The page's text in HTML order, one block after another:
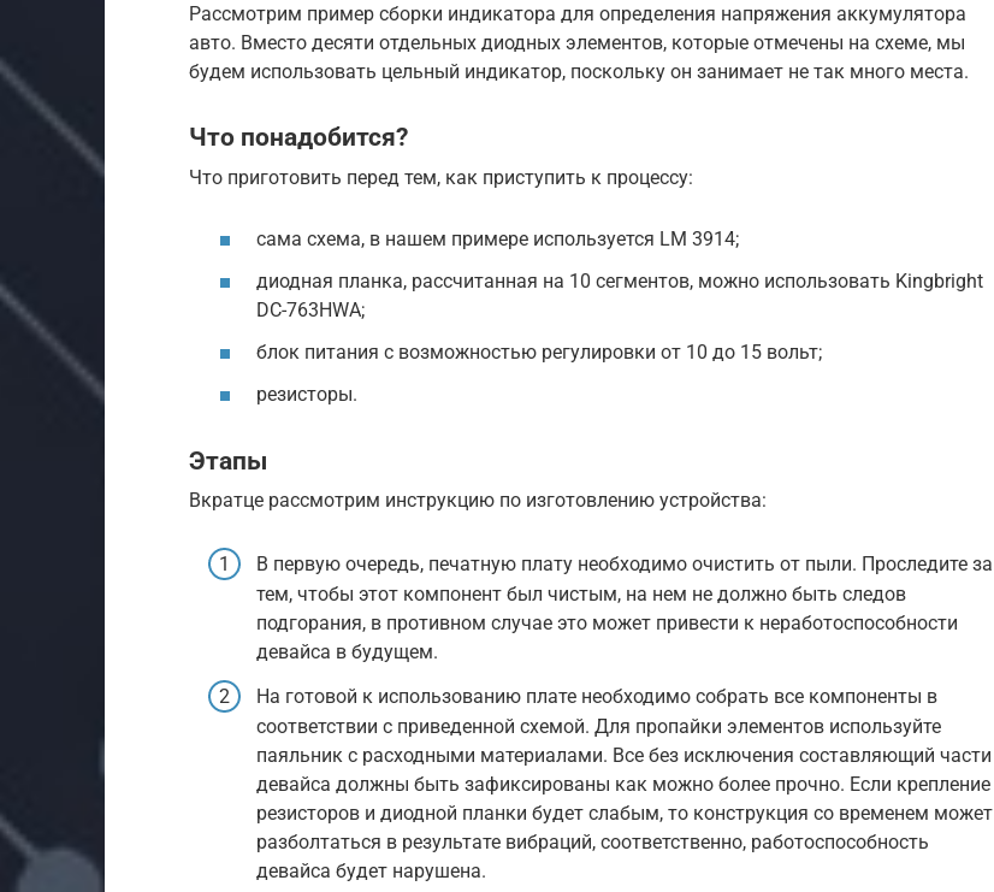
Рассмотрим пример сборки индикатора для определения напряжения аккумулятора
авто. Вместо десяти отдельных диодных элементов, которые отмечены на схеме, мы
будем использовать цельный индикатор, поскольку он занимает не так много места.
Что понадобится?
Что приготовить перед тем, как приступить к процессу:
сама схема, в нашем примере используется LM 3914;
диодная планка, рассчитанная на 10 сегментов, можно использовать Kingbright
DC-763HWA;
блок питания с возможностью регулировки от 10 до 15 вольт;
резисторы.
Этапы
Вкратце рассмотрим инструкцию по изготовлению устройства:
В первую очередь, печатную плату необходимо очистить от пыли. Проследите за
тем, чтобы этот компонент был чистым, на нем не должно быть следов
подгорания, в противном случае это может привести к неработоспособности
девайса в будущем.
На готовой к использованию плате необходимо собрать все компоненты в
соответствии с приведенной схемой. Для пропайки элементов используйте
паяльник с расходными материалами. Все без исключения составляющий части
девайса должны быть зафиксированы как можно более прочно. Если крепление
резисторов и диодной планки будет слабым, то конструкция со временем может
разболтаться в результате вибраций, соответственно, работоспособность
девайса будет нарушена.